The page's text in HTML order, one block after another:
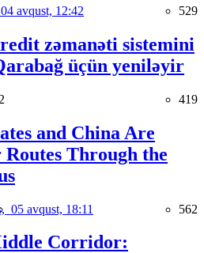
04 avqust, 12:42 529
zəmanəti sistemini
üçün yeniləyir
419
and China Are
Through the
05 avqust, 18:11 562
Corridor: